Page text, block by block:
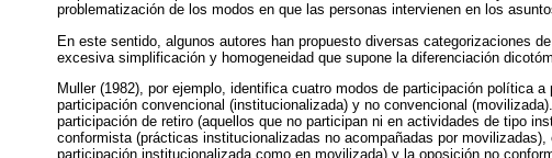
problematización de los modos en que las personas intervienen en los
En este sentido, algunos autores han propuesto diversas categorizaciones
excesiva simplificación y homogeneidad que supone la diferenciación
Muller (1982), por ejemplo, identifica cuatro modos de participación política
participación convencional (institucionalizada) y no convencional
participación de retiro (aquellos que no participan ni en actividades de tipo
conformista (prácticas institucionalizadas no acompañadas por
participación institucionalizada como en movilizada) y la oposición no